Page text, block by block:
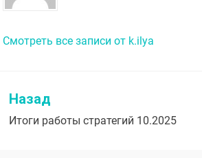
Смотреть все записи от k.ilya
Навигация
по
Назад
Итоги работы стратегий 10.2025